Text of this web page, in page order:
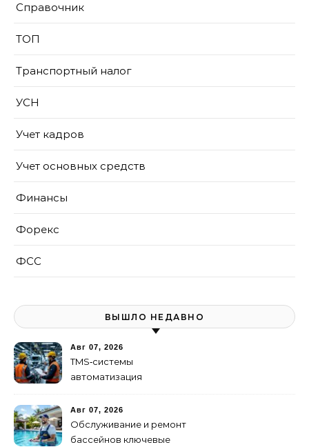
Справочник
ТОП
Транспортный налог
УСН
Учет кадров
Учет основных средств
Финансы
Форекс
ФСС
ВЫШЛО НЕДАВНО
Авг 07, 2026
TMS‑системы
автоматизация
Авг 07, 2026
Обслуживание и ремонт
бассейнов ключевые